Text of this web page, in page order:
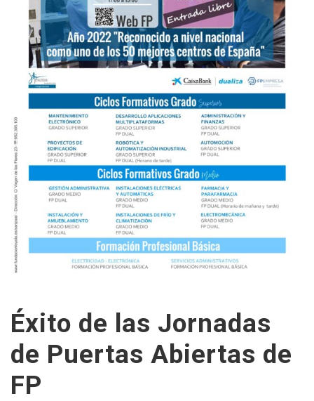
Éxito de las Jornadas
de Puertas Abiertas de
FP